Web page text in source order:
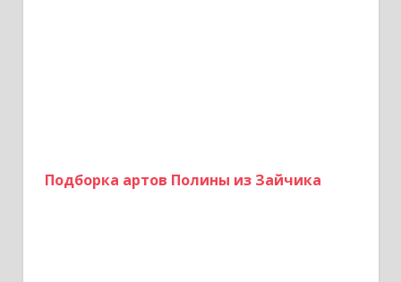
Подборка артов Полины из Зайчика